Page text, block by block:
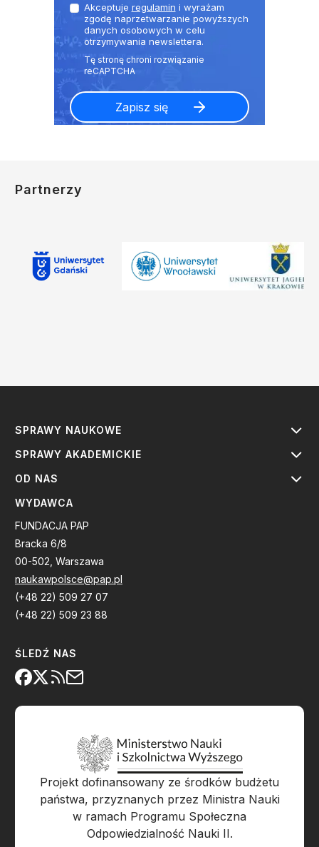
Akceptuje regulamin i wyrażam
zgodę naprzetwarzanie powyższych
danych osobowych w celu
otrzymywania newslettera.
Partnerzy
SPRAWY NAUKOWE
SPRAWY AKADEMICKIE
OD NAS
WYDAWCA
FUNDACJA PAP
Bracka 6/8
00-502, Warszawa
naukawpolsce@pap.pl
(+48 22) 509 27 07
(+48 22) 509 23 88
ŚLEDŹ NAS
Projekt dofinansowany ze środków budżetu
państwa, przyznanych przez Ministra Nauki
w ramach Programu Społeczna
Odpowiedzialność Nauki II.